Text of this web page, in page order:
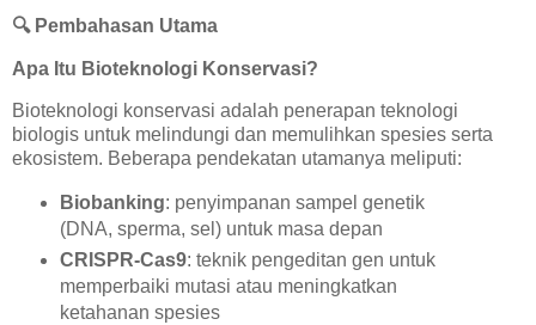
🔍Pembahasan Utama
Apa Itu Bioteknologi Konservasi?
Bioteknologi konservasi adalah penerapan teknologi
biologis untuk melindungi dan memulihkan spesies serta
ekosistem. Beberapa pendekatan utamanya meliputi:
Biobanking: penyimpanan sampel genetik
(DNA, sperma, sel) untuk masa depan
CRISPR-Cas9: teknik pengeditan gen untuk
memperbaiki mutasi atau meningkatkan
ketahanan spesies